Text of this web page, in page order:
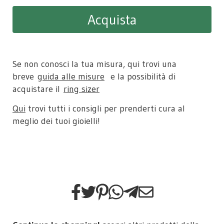
Acquista
Se non conosci la tua misura, qui trovi una
breve guida alle misure e la possibilità di
acquistare il ring sizer​
Qui trovi tutti i consigli per prenderti cura al
meglio dei tuoi gioielli!